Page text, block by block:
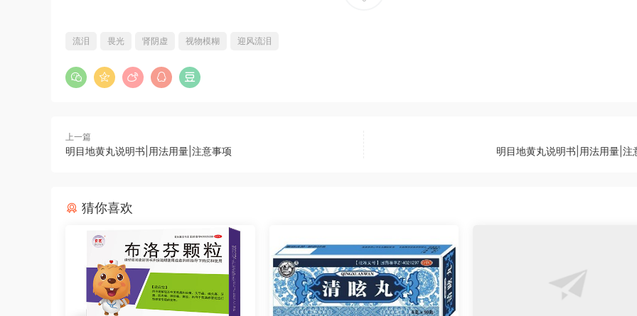
流泪 畏光 肾阴虚 视物模糊 迎风流泪
上一篇
明目地黄丸说明书|用法用量|注意事项 明目地黄丸说明书|用法用量|注
猜你喜欢